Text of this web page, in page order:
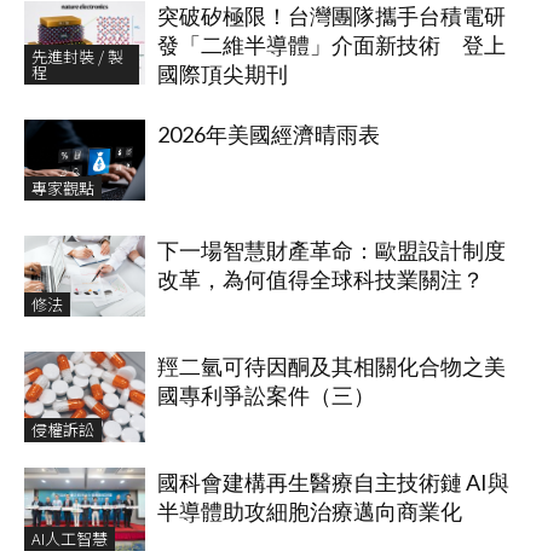
先進封裝 / 製
程
突破矽極限！台灣團隊攜手台積電研
發「二維半導體」介面新技術 登上
國際頂尖期刊
專家觀點
2026年美國經濟晴雨表
修法
下一場智慧財產革命：歐盟設計制度
改革，為何值得全球科技業關注？
侵權訴訟
羥二氫可待因酮及其相關化合物之美
國專利爭訟案件（三）
AI人工智慧
國科會建構再生醫療自主技術鏈 AI與
半導體助攻細胞治療邁向商業化